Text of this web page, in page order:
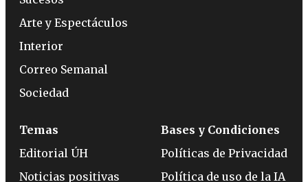
Arte y Espectáculos
Interior
Correo Semanal
Sociedad
Temas
Editorial ÚH
Noticias positivas
Bases y Condiciones
Políticas de Privacidad
Política de uso de la IA